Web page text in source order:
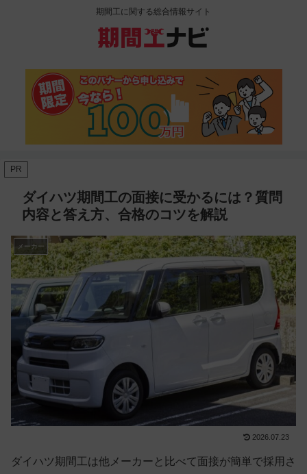
期間工に関する総合情報サイト
PR
ダイハツ期間工の面接に受かるには？質問
内容と答え方、合格のコツを解説
メーカー
2026.07.23
ダイハツ期間工は他メーカーと比べて面接が簡単で採用さ